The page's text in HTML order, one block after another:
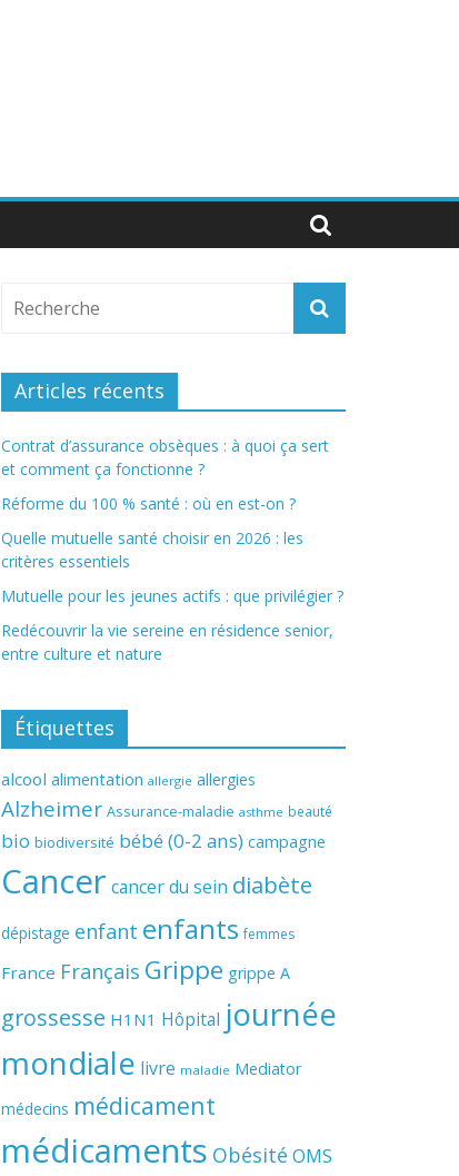
Articles récents
Contrat d’assurance obsèques : à quoi ça sert
et comment ça fonctionne ?
Réforme du 100 % santé : où en est-on ?
Quelle mutuelle santé choisir en 2026 : les
critères essentiels
Mutuelle pour les jeunes actifs : que privilégier ?
Redécouvrir la vie sereine en résidence senior,
entre culture et nature
Étiquettes
alcool alimentation allergie allergies
Alzheimer Assurance-maladie asthme beauté
bio biodiversité bébé (0-2 ans) campagne
Cancer cancer du sein diabète
dépistage enfant enfants femmes
France Français Grippe grippe A
grossesse H1N1 Hôpital journée
mondiale livre maladie Mediator
médecins médicament
médicaments Obésité OMS